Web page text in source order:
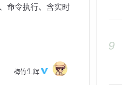
命令执行、含实时
梅竹生辉